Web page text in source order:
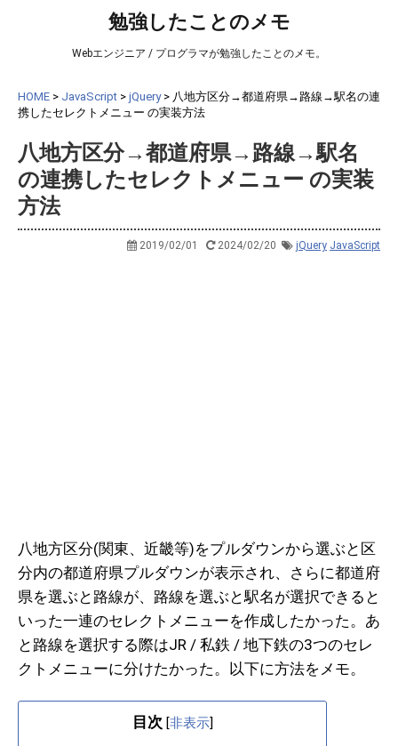
勉強したことのメモ
Webエンジニア / プログラマが勉強したことのメモ。
HOME > JavaScript > jQuery> 八地方区分→都道府県→路線→駅名の連
携したセレクトメニュー の実装方法
八地方区分→都道府県→路線→駅名
の連携したセレクトメニュー の実装
方法
2019/02/01 2024/02/20 jQuery JavaScript
八地方区分(関東、近畿等)をプルダウンから選ぶと区
分内の都道府県プルダウンが表示され、さらに都道府
県を選ぶと路線が、路線を選ぶと駅名が選択できると
いった一連のセレクトメニューを作成したかった。あ
と路線を選択する際はJR / 私鉄 / 地下鉄の3つのセレ
クトメニューに分けたかった。以下に方法をメモ。
目次 [非表示]